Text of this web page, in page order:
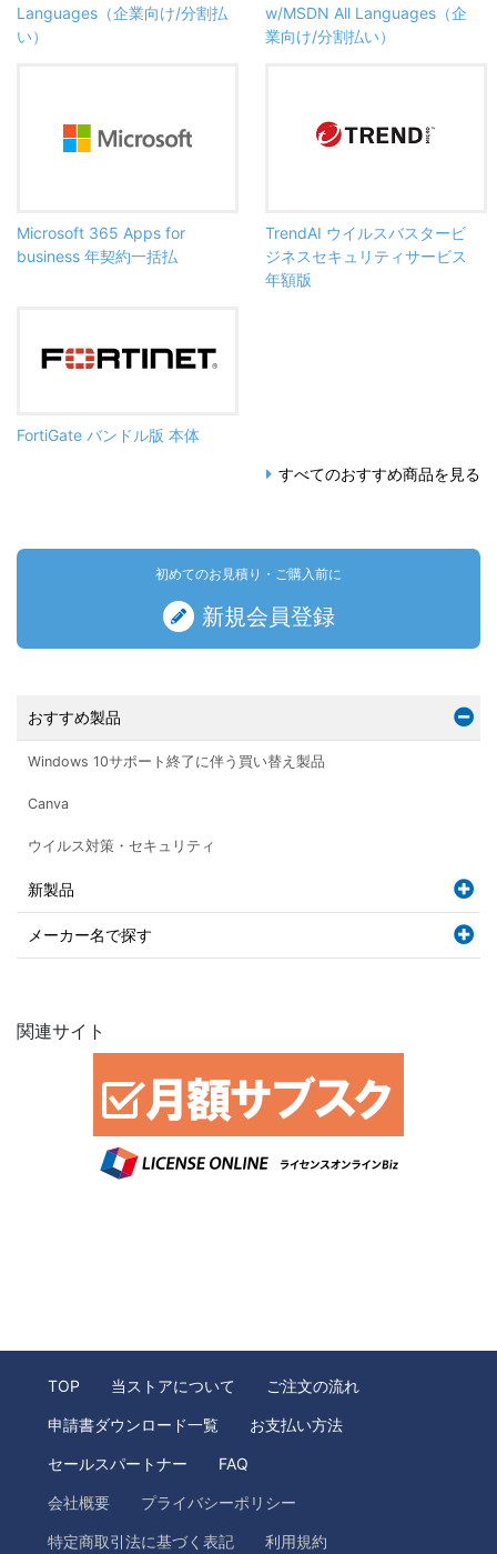
Languages（企業向け/分割払
い）
w/MSDN All Languages（企
業向け/分割払い）
Microsoft 365 Apps for
business 年契約一括払
TrendAI ウイルスバスタービ
ジネスセキュリティサービス
年額版
FortiGate バンドル版 本体
すべてのおすすめ商品を見る
初めてのお見積り・ご購入前に
新規会員登録
おすすめ製品
Windows 10サポート終了に伴う買い替え製品
Canva
ウイルス対策・セキュリティ
新製品
メーカー名で探す
関連サイト
TOP 当ストアについて ご注文の流れ
申請書ダウンロード一覧 お支払い方法
セールスパートナー FAQ
会社概要 プライバシーポリシー
特定商取引法に基づく表記 利用規約